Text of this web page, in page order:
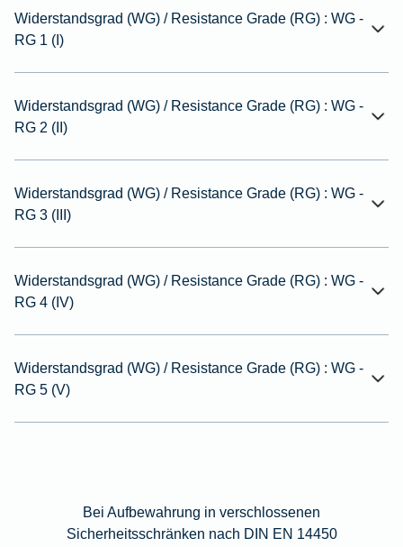
Widerstandsgrad (WG) / Resistance Grade (RG) : WG -
RG 1 (I)
Widerstandsgrad (WG) / Resistance Grade (RG) : WG -
RG 2 (II)
Widerstandsgrad (WG) / Resistance Grade (RG) : WG -
RG 3 (III)
Widerstandsgrad (WG) / Resistance Grade (RG) : WG -
RG 4 (IV)
Widerstandsgrad (WG) / Resistance Grade (RG) : WG -
RG 5 (V)
Bei Aufbewahrung in verschlossenen
Sicherheitsschränken nach DIN EN 14450